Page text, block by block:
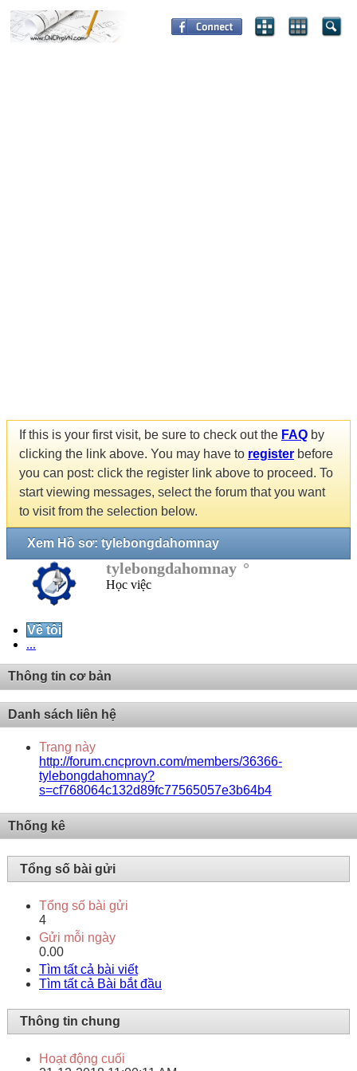
If this is your first visit, be sure to check out the FAQ by
clicking the link above. You may have to register before
you can post: click the register link above to proceed. To
start viewing messages, select the forum that you want
to visit from the selection below.
Xem Hồ sơ: tylebongdahomnay
tylebongdahomnay
Học việc
Về tôi
...
Thông tin cơ bản
Danh sách liên hệ
Trang này
http://forum.cncprovn.com/members/36366-
tylebongdahomnay?
s=cf768064c132d89fc77565057e3b64b4
Thống kê
Tổng số bài gửi
Tổng số bài gửi
4
Gửi mỗi ngày
0.00
Tìm tất cả bài viết
Tìm tất cả Bài bắt đầu
Thông tin chung
Hoạt động cuối